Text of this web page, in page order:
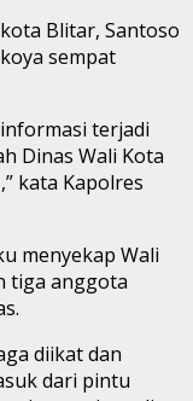
Blitar, Santoso
sempat
terjadi
Dinas Wali Kota
kata Kapolres
menyekap Wali
tiga anggota
diikat dan
dari pintu